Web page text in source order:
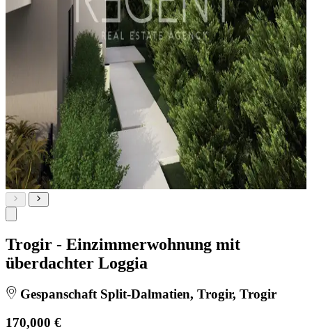
Trogir - Einzimmerwohnung mit
überdachter Loggia
Gespanschaft Split-Dalmatien, Trogir, Trogir
170,000 €